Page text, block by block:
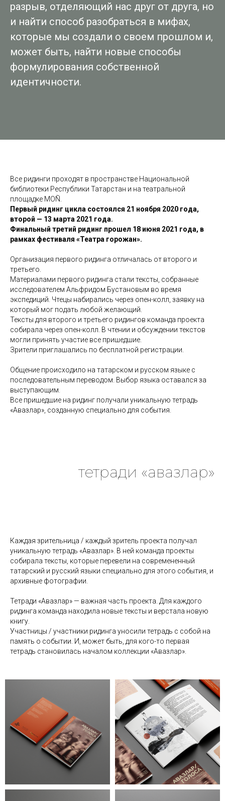
разрыв, отделяющий нас друг от друга, но
и найти способ разобраться в мифах,
которые мы создали о своем прошлом и,
может быть, найти новые способы
формулирования собственной
идентичности.
Все ридинги проходят в пространстве Национальной
библиотеки Республики Татарстан и на театральной
площадке MOÑ.
Первый ридинг цикла состоялся 21 ноября 2020 года,
второй — 13 марта 2021 года.
Финальный третий ридинг прошел 18 июня 2021 года, в
рамках фестиваля «Театра горожан».
Организация первого ридинга отличалась от второго и
третьего.
Материалами первого ридинга стали тексты, собранные
исследователем Альфридом Бустановым во время
экспедиций. Чтецы набирались через опен-колл, заявку на
который мог подать любой желающий.
Тексты для второго и третьего ридингов команда проекта
собирала через опен-колл. В чтении и обсуждении текстов
могли принять участие все пришедшие.
Зрители приглашались по бесплатной регистрации.
Общение происходило на татарском и русском языке с
последовательным переводом. Выбор языка оставался за
выступающим.
Все пришедшие на ридинг получали уникальную тетрадь
«Авазлар», созданную специально для события.
тетради «авазлар»
Каждая зрительница / каждый зритель проекта получал
уникальную тетрадь «Авазлар». В ней команда проекты
собирала тексты, которые перевели на современенный
татарский и русский языки специально для этого события, и
архивные фотографии.
Тетради «Авазлар» — важная часть проекта. Для каждого
ридинга команда находила новые тексты и верстала новую
книгу.
Участницы / участники ридинга уносили тетрадь с собой на
память о событии. И, может быть, для кого-то первая
тетрадь становилась началом коллекции «Авазлар».